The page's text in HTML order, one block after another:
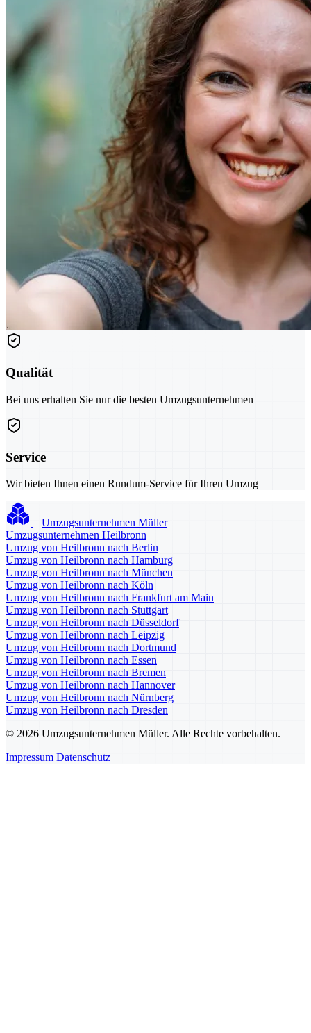
Qualität
Bei uns erhalten Sie nur die besten Umzugsunternehmen
Service
Wir bieten Ihnen einen Rundum-Service für Ihren Umzug
Umzugsunternehmen Müller
Umzugsunternehmen Heilbronn
Umzug von Heilbronn nach Berlin
Umzug von Heilbronn nach Hamburg
Umzug von Heilbronn nach München
Umzug von Heilbronn nach Köln
Umzug von Heilbronn nach Frankfurt am Main
Umzug von Heilbronn nach Stuttgart
Umzug von Heilbronn nach Düsseldorf
Umzug von Heilbronn nach Leipzig
Umzug von Heilbronn nach Dortmund
Umzug von Heilbronn nach Essen
Umzug von Heilbronn nach Bremen
Umzug von Heilbronn nach Hannover
Umzug von Heilbronn nach Nürnberg
Umzug von Heilbronn nach Dresden
© 2026 Umzugsunternehmen Müller. Alle Rechte vorbehalten.
Impressum Datenschutz